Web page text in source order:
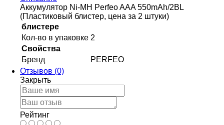
Аккумулятор Ni-MH Perfeo AAA 550mAh/2BL
(Пластиковый блистер, цена за 2 штуки)
блистере
Кол-во в упаковке 2
Свойства
Бренд
PERFEO
Отзывов (0)
Закрыть
Рейтинг